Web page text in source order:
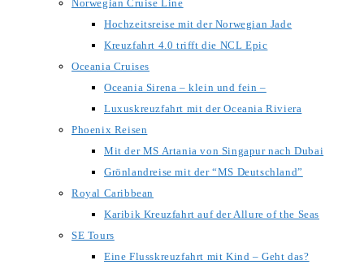
Norwegian Cruise Line
Hochzeitsreise mit der Norwegian Jade
Kreuzfahrt 4.0 trifft die NCL Epic
Oceania Cruises
Oceania Sirena – klein und fein –
Luxuskreuzfahrt mit der Oceania Riviera
Phoenix Reisen
Mit der MS Artania von Singapur nach Dubai
Grönlandreise mit der “MS Deutschland”
Royal Caribbean
Karibik Kreuzfahrt auf der Allure of the Seas
SE Tours
Eine Flusskreuzfahrt mit Kind – Geht das?